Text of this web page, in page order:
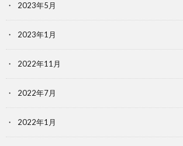
2023年5月
2023年1月
2022年11月
2022年7月
2022年1月